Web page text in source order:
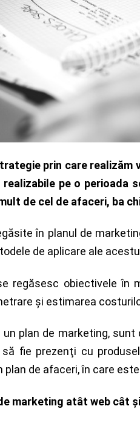
prin care realizăm
pe o perioada
de cel de afaceri, ba
în planul de
de aplicare ale
regăsesc obiectivele în
şi estimarea
un plan de marketing,
fie prezenţi cu
plan de afaceri, în care
marketing atât web cât